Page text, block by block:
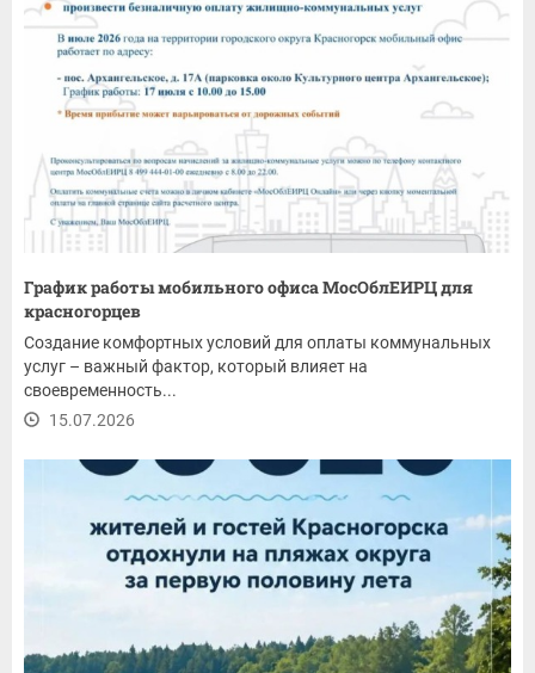
График работы мобильного офиса МосОблЕИРЦ для
красногорцев
Создание комфортных условий для оплаты коммунальных
услуг – важный фактор, который влияет на
своевременность...
15.07.2026